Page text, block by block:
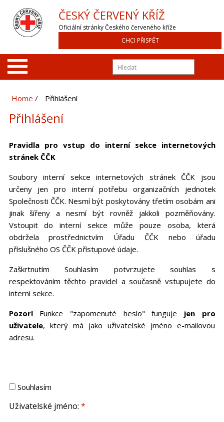
ČESKÝ ČERVENÝ KŘÍŽ
Oficiální stránky Českého červeného kříže
CHCI PŘISPĚT
Home Přihlášení
Přihlášení
Pravidla pro vstup do interní sekce internetových
stránek ČČK
Soubory interní sekce internetových stránek ČČK jsou
určeny jen pro interní potřebu organizačních jednotek
Společnosti ČČK. Nesmí být poskytovány třetím osobám ani
jinak šířeny a nesmí být rovněž jakkoli pozměňovány.
Vstoupit do interní sekce může pouze osoba, která
obdržela prostřednictvím Úřadu ČČK nebo úřadu
příslušného OS ČČK přístupové údaje.
Zaškrtnutím Souhlasím potvrzujete souhlas s
respektováním těchto pravidel a současně vstupujete do
interní sekce.
Pozor!Funkce "zapomenuté heslo" funguje jen pro
uživatele, který má jako uživatelské jméno e-mailovou
adresu.
Souhlasím
Uživatelské jméno: *